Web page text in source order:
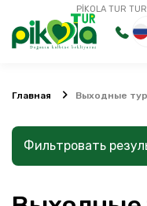
PİKOLA TUR
Главная Выходные
Фильтровать
Найдите место или